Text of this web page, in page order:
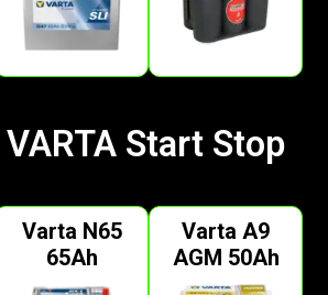
Start Stop
Varta N65
65Ah
Varta A9
AGM 50Ah